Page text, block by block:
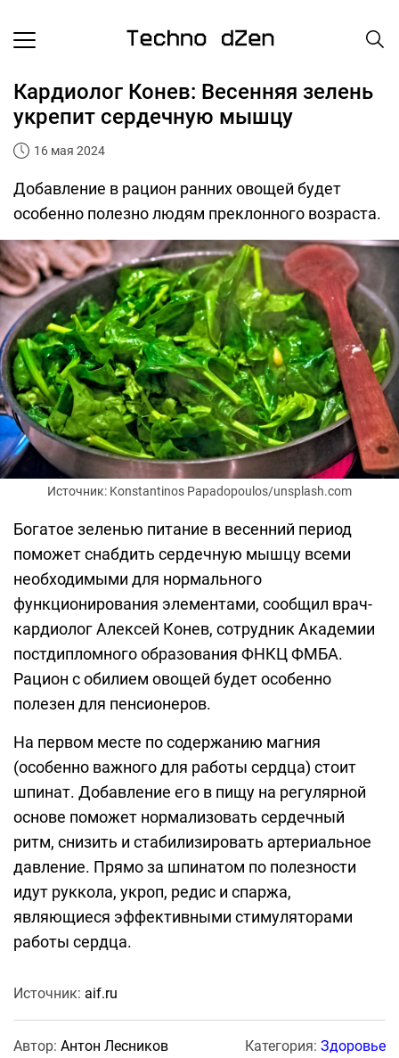
Кардиолог Конев: Весенняя зелень
укрепит сердечную мышцу
16 мая 2024
Добавление в рацион ранних овощей будет
особенно полезно людям преклонного возраста.
Источник: Konstantinos Papadopoulos/unsplash.com
Богатое зеленью питание в весенний период
поможет снабдить сердечную мышцу всеми
необходимыми для нормального
функционирования элементами, сообщил врач-
кардиолог Алексей Конев, сотрудник Академии
постдипломного образования ФНКЦ ФМБА.
Рацион с обилием овощей будет особенно
полезен для пенсионеров.
На первом месте по содержанию магния
(особенно важного для работы сердца) стоит
шпинат. Добавление его в пищу на регулярной
основе поможет нормализовать сердечный
ритм, снизить и стабилизировать артериальное
давление. Прямо за шпинатом по полезности
идут руккола, укроп, редис и спаржа,
являющиеся эффективными стимуляторами
работы сердца.
Источник: aif.ru
Автор: Антон Лесников Категория: Здоровье